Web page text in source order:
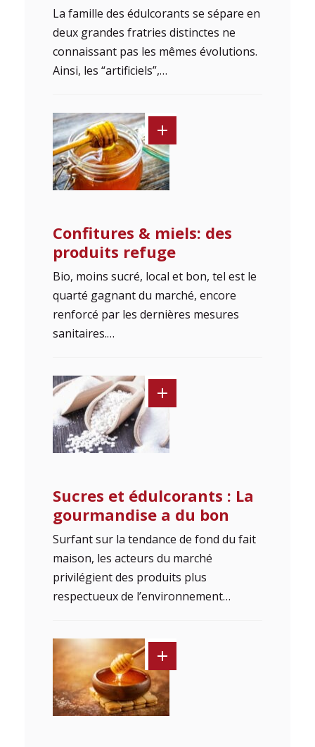
La famille des édulcorants se sépare en
deux grandes fratries distinctes ne
connaissant pas les mêmes évolutions.
Ainsi, les “artificiels”,…
Confitures & miels: des
produits refuge
Bio, moins sucré, local et bon, tel est le
quarté gagnant du marché, encore
renforcé par les dernières mesures
sanitaires.…
Sucres et édulcorants : La
gourmandise a du bon
Surfant sur la tendance de fond du fait
maison, les acteurs du marché
privilégient des produits plus
respectueux de l’environnement…